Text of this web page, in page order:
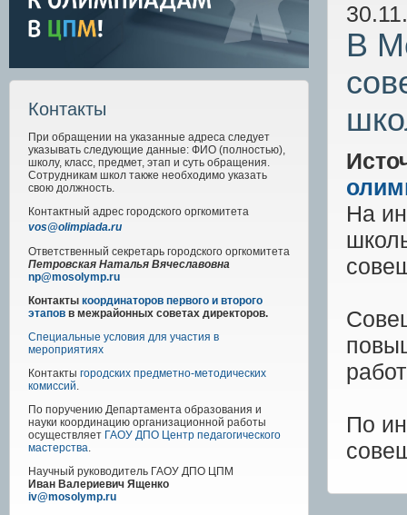
Контакты
При обращении на указанные адреса следует
указывать следующие данные: ФИО (полностью),
школу, класс, предмет, этап и суть обращения.
Сотрудникам школ также необходимо указать
свою должность.
Контактный адрес городского оргкомитета
vos@olimpiada.ru
Ответственный секретарь городского оргкомитета
Петровская Наталья Вячеславовна
np@mosolymp.ru
Контакты координаторов первого и второго
этапов в межрайонных советах директоров.
Специальные условия для участия в
мероприятиях
Контакты городских предметно-методических
комиссий.
По поручению Департамента образования и
науки координацию организационной работы
осуществляет ГАОУ ДПО Центр педагогического
мастерства.
Научный руководитель ГАОУ ДПО ЦПМ
Иван Валериевич Ященко
iv@mosolymp.ru
В
На
По